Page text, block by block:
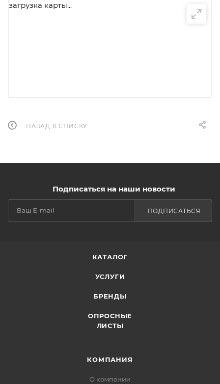
загрузка карты...
НАЗАД К СПИСКУ
Подписаться на наши новости
ПОДПИСАТЬСЯ
КАТАЛОГ
УСЛУГИ
БРЕНДЫ
ОПРОСНЫЕ
ЛИСТЫ
КОМПАНИЯ
О компании